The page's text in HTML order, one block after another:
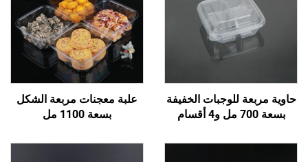
للوجبات الخفيفة
علبة معجنات مربعة الشكل